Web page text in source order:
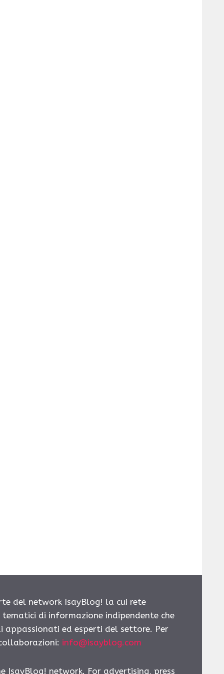
del network IsayBlog! la cui rete
di informazione indipendente che
ed esperti del settore. Per
info@isayblog.com
IsayBlog! network. For advertising, press